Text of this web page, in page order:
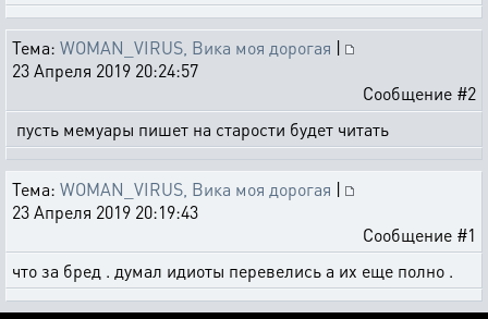
Тема: WOMAN_VIRUS, Вика моя дорогая |
23 Апреля 2019 20:24:57
Сообщение #2
пусть мемуары пишет на старости будет читать
Тема: WOMAN_VIRUS, Вика моя дорогая |
23 Апреля 2019 20:19:43
Сообщение #1
что за бред . думал идиоты перевелись а их еще полно .